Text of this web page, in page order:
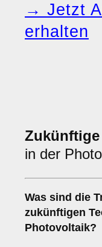
→ Jetzt
erhalten
in der
Was sind die
zukünftigen
Photovoltaik?